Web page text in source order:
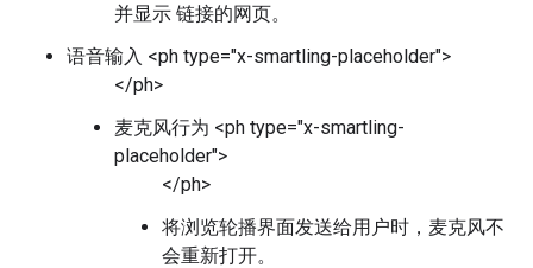
并显示 链接的网页。
语音输入 <ph type="x-smartling-placeholder">
</ph>
麦克风行为 <ph type="x-smartling-
placeholder">
</ph>
将浏览轮播界面发送给用户时，麦克风不
会重新打开。